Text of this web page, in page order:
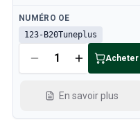
Disponible
NUMÉRO OE
123-B20Tuneplus
Acheter
En savoir plus